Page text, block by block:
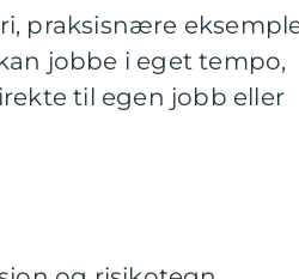
praksisnære
jobbe i eget tempo,
til egen jobb eller